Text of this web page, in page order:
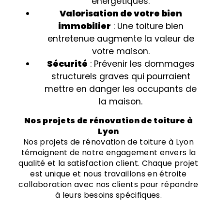
Valorisation de votre bien
immobilier : Une toiture bien
entretenue augmente la valeur de
votre maison.
Sécurité : Prévenir les dommages
structurels graves qui pourraient
mettre en danger les occupants de
la maison.
Nos projets de rénovation de toiture à
Lyon
Nos projets de rénovation de toiture à Lyon
témoignent de notre engagement envers la
qualité et la satisfaction client. Chaque projet
est unique et nous travaillons en étroite
collaboration avec nos clients pour répondre
à leurs besoins spécifiques.